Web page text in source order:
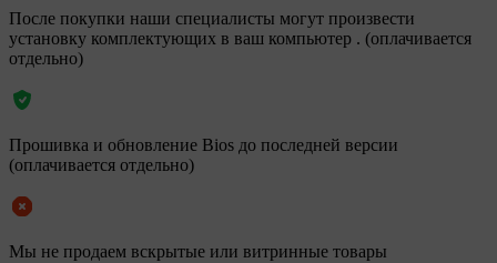
После покупки наши специалисты могут произвести
установку комплектующих в ваш компьютер . (оплачивается
отдельно)
Прошивка и обновление Bios до последней версии
(оплачивается отдельно)
Мы не продаем вскрытые или витринные товары